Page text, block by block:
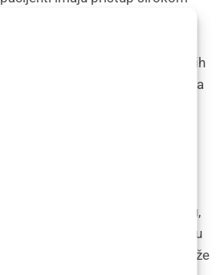
zahvate poput
i drugih estetskih
cijena između različitih
da pronađu opciju koja
financijskim
na cijenu zahvata
utjecati na konačnu cijenu
klinike igra ključnu ulogu,
značajno razlikovati između
Iskustvo kirurga također može